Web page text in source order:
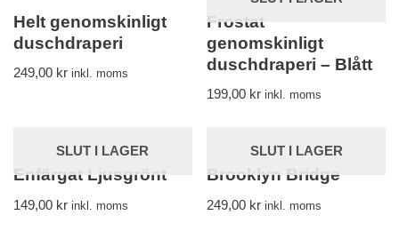
Helt genomskinligt
duschdraperi
249,00 kr inkl. moms
Frostat
genomskinligt
duschdraperi – Blått
199,00 kr inkl. moms
SLUT I LAGER
Enfärgat Ljusgrönt
149,00 kr inkl. moms
SLUT I LAGER
Brooklyn Bridge
249,00 kr inkl. moms